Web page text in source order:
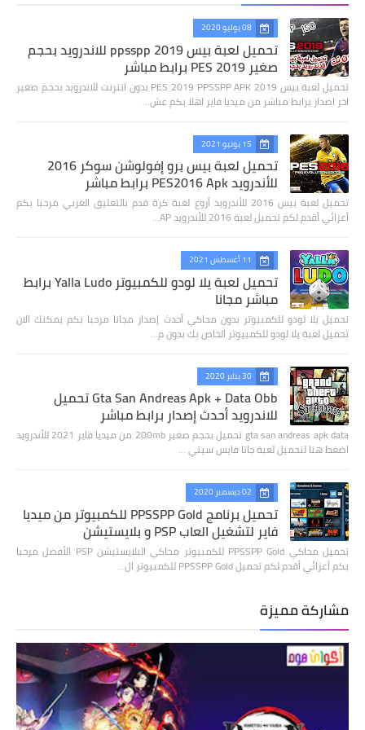
08 يوليو 2020
تحميل لعبة بيس 2019 ppsspp للاندرويد بحجم
صغير PES 2019 برابط مباشر
تحميل لعبة بيس 2019 PES 2019 PPSSPP APK بدون انترنت للاندرويد بحجم صغير
اخر اصدار برابط مباشر من ميديا فاير اهلا بكم عش…
15 يونيو 2021
تحميل لعبة بيس برو إفولوشن سوكر 2016
للأندرويد PES2016 Apk برابط مباشر
تحميل لعبة بيس 2016 للأندرويد أروع لعبة كرة قدم بالتعليق العربي مرحبا بكم
أعزائي أقدم لكم تحميل لعبة 2016 للأندرويد AP…
11 أغسطس 2021
تحميل لعبة يلا لودو للكمبيوتر Yalla Ludo برابط
مباشر مجانا
تحميل يلا لودو للكمبيوتر بدون محاكي أحدث إصدار مجانا مرحبا بكم يمكنك الان
تحميل لعبة يلا لودو للكمبيوتر الخاص بك بدون م…
30 يناير 2020
Gta San Andreas Apk + Data Obb تحميل
للاندرويد أحدث إصدار برابط مباشر
gta san andreas apk data تحميل بحجم صغير 200mb من ميديا فاير 2021 للأندرويد
اضغط هنا لتحميل لعبة جاتا فايس سيتي …
02 ديسمبر 2020
تحميل برنامج PPSSPP Gold للكمبيوتر من ميديا
فاير لتشغيل العاب PSP و بلايستيشن
تحميل محاكي PPSSPP Gold للكمبيوتر محاكي البلايستيشن PSP الأفضل مرحبا
بكم أعزائي أقدم لكم تحميل PPSSPP Gold للكمبيوتر ال…
مشاركة مميزة